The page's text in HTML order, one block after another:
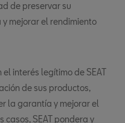
de preservar su
mejorar el rendimiento
interés legítimo de SEAT
de sus productos,
la garantía y mejorar el
casos, SEAT pondera y